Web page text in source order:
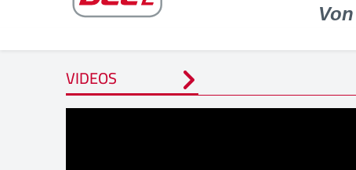
Von
VIDEOS